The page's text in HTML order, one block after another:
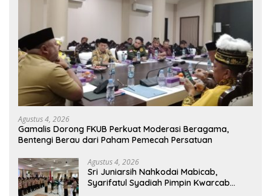
Agustus 4, 2026
Gamalis Dorong FKUB Perkuat Moderasi Beragama,
Bentengi Berau dari Paham Pemecah Persatuan
Agustus 4, 2026
Sri Juniarsih Nahkodai Mabicab,
Syarifatul Syadiah Pimpin Kwarcab